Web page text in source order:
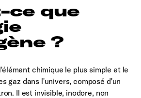
ce que
?
chimique le plus simple et le
gaz dans l'univers, composé d'un
Il est invisible, inodore, non